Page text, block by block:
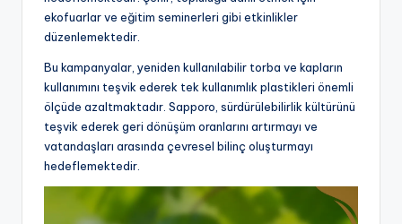
ekofuarlar ve eğitim seminerleri gibi etkinlikler
düzenlemektedir.
Bu kampanyalar, yeniden kullanılabilir torba ve kapların
kullanımını teşvik ederek tek kullanımlık plastikleri önemli
ölçüde azaltmaktadır. Sapporo, sürdürülebilirlik kültürünü
teşvik ederek geri dönüşüm oranlarını artırmayı ve
vatandaşları arasında çevresel bilinç oluşturmayı
hedeflemektedir.